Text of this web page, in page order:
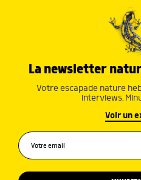
La newsletter
Votre escapade nature
interviews,
Voir un